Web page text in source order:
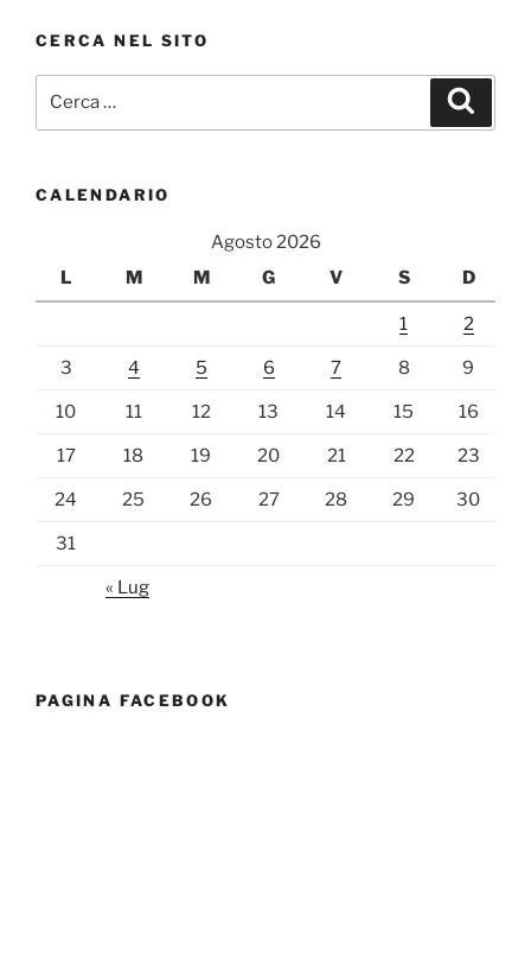
CERCA NEL SITO
CALENDARIO
Agosto 2026
L
M M G V S D
1 2
3 4 5 6 7 8 9
10 11 12 13 14 15 16
17 18 19 20 21 22 23
24 25 26 27 28 29 30
31
« Lug
PAGINA FACEBOOK